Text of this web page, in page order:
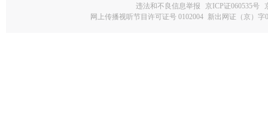
违法和不良信息举报
京ICP证060535号
网上传播视听节目许可证号 0102004 新出网证（京）